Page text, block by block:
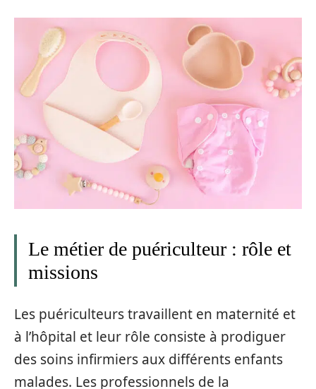
Le métier de puériculteur : rôle et
missions
Les puériculteurs travaillent en maternité et
à l’hôpital et leur rôle consiste à prodiguer
des soins infirmiers aux différents enfants
malades. Les professionnels de la